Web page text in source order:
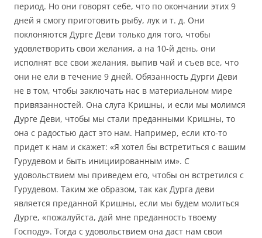
период. Но они говорят себе, что по окончании этих 9
дней я смогу приготовить рыбу, лук и т. д. Они
поклоняются Дурге Деви только для того, чтобы
удовлетворить свои желания, а на 10-й день, они
исполнят все свои желания, выпив чай ​​и съев все, что
они не ели в течение 9 дней. Обязанность Дурги Деви
не в том, чтобы заключать нас в материальном мире
привязанностей. Она слуга Кришны, и если мы молимся
Дурге Деви, чтобы мы стали преданными Кришны, то
она с радостью даст это нам. Например, если кто-то
придет к нам и скажет: «Я хотел бы встретиться с вашим
Гурудевом и быть инициированным им». С
удовольствием мы приведем его, чтобы он встретился с
Гурудевом. Таким же образом, так как Дурга деви
является преданной Кришны, если мы будем молиться
Дурге, «пожалуйста, дай мне преданность твоему
Господу». Тогда с удовольствием она даст нам свои